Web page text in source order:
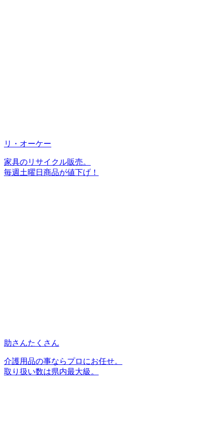
リ・オーケー
家具のリサイクル販売。
毎週土曜日商品が値下げ！
助さんたくさん
介護用品の事ならプロにお任せ。
取り扱い数は県内最大級。